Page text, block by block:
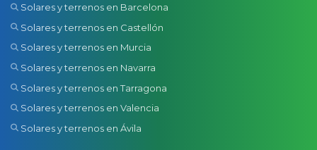
Solares y terrenos en Barcelona
Solares y terrenos en Castellón
Solares y terrenos en Murcia
Solares y terrenos en Navarra
Solares y terrenos en Tarragona
Solares y terrenos en Valencia
Solares y terrenos en Ávila